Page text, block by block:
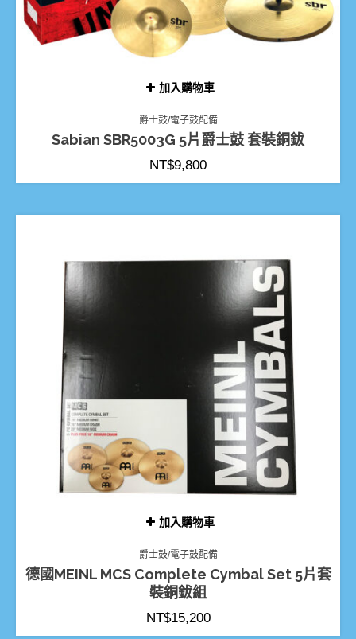
加入購物車
爵士鼓/電子鼓配備
Sabian SBR5003G 5片爵士鼓 套裝銅鈸
NT$9,800
加入購物車
爵士鼓/電子鼓配備
德國MEINL MCS Complete Cymbal Set 5片套
裝銅鈸組
NT$15,200